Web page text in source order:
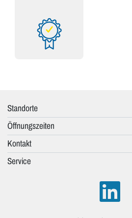
Standorte
Öffnungszeiten
Kontakt
Service